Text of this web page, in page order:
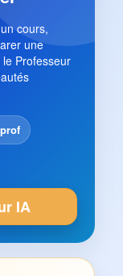
cours,
une
Professeur
IA